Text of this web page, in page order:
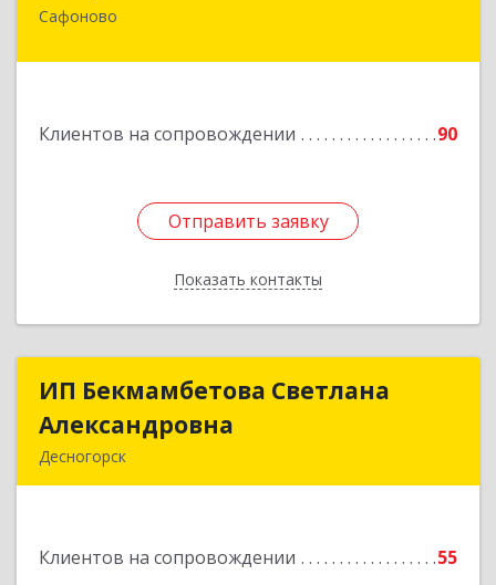
Сафоново
Клиентов на сопровождении 90
Отправить заявку
Показать контакты
215500, Смоленская обл, Сафоновский р-н,
Отправить заявку
Назад
ИП Бекмамбетова Светлана
Александровна
Десногорск
Клиентов на сопровождении 55
ИП Бекмамбетова Светлана
Подробнее